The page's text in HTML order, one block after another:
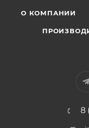
О КОМПАНИИ
8